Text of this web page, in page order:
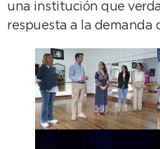
una institución que
respuesta a la demanda